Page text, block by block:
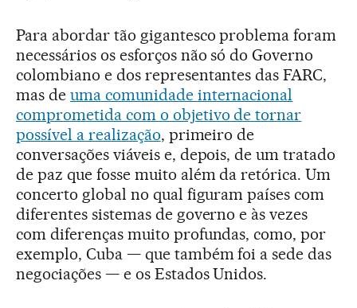
Para abordar tão gigantesco problema foram
necessários os esforços não só do Governo
colombiano e dos representantes das FARC,
mas de uma comunidade internacional
comprometida com o objetivo de tornar
possível a realização, primeiro de
conversações viáveis e, depois, de um tratado
de paz que fosse muito além da retórica. Um
concerto global no qual figuram países com
diferentes sistemas de governo e às vezes
com diferenças muito profundas, como, por
exemplo, Cuba — que também foi a sede das
negociações — e os Estados Unidos.